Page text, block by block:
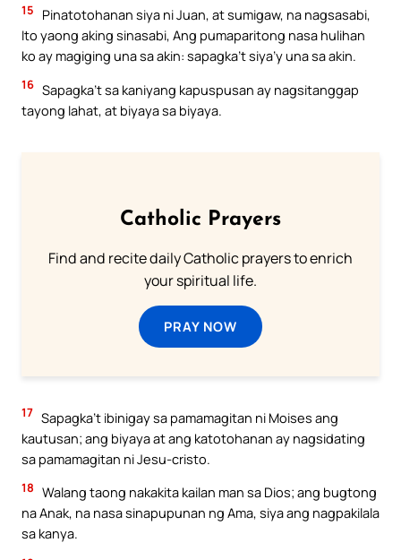
15
Pinatotohanan siya ni Juan, at sumigaw, na nagsasabi,
Ito yaong aking sinasabi, Ang pumaparitong nasa hulihan
ko ay magiging una sa akin: sapagka’t siya’y una sa akin.
16 Sapagka’t sa kaniyang kapuspusan ay nagsitanggap
tayong lahat, at biyaya sa biyaya.
Catholic Prayers
Find and recite daily Catholic prayers to enrich
your spiritual life.
PRAY NOW
17 Sapagka’t ibinigay sa pamamagitan ni Moises ang
kautusan; ang biyaya at ang katotohanan ay nagsidating
sa pamamagitan ni Jesu-cristo.
18 Walang taong nakakita kailan man sa Dios; ang bugtong
na Anak, na nasa sinapupunan ng Ama, siya ang nagpakilala
sa kanya.